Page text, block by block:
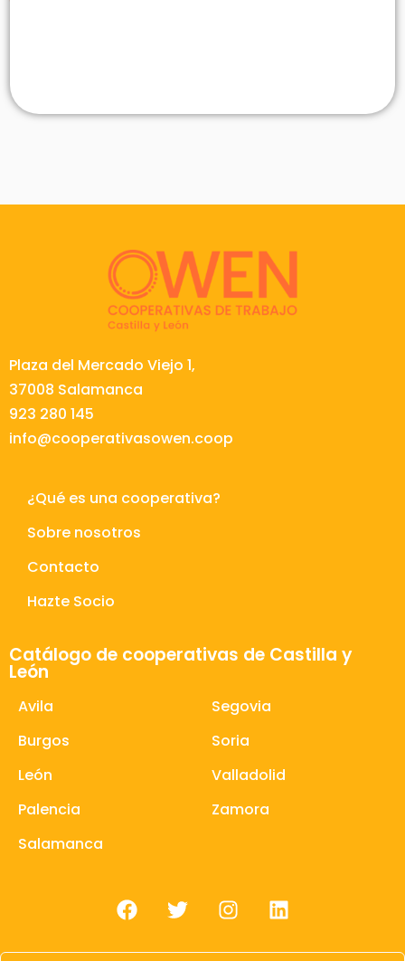
Plaza del Mercado Viejo 1,
37008 Salamanca
923 280 145
info@cooperativasowen.coop
¿Qué es una cooperativa?
Sobre nosotros
Contacto
Hazte Socio
Catálogo de cooperativas de Castilla y
León
Avila
Burgos
León
Palencia
Salamanca
Segovia
Soria
Valladolid
Zamora